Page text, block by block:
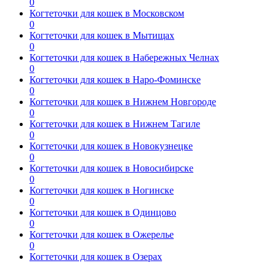
0
Когтеточки для кошек в Московском
0
Когтеточки для кошек в Мытищах
0
Когтеточки для кошек в Набережных Челнах
0
Когтеточки для кошек в Наро-Фоминске
0
Когтеточки для кошек в Нижнем Новгороде
0
Когтеточки для кошек в Нижнем Тагиле
0
Когтеточки для кошек в Новокузнецке
0
Когтеточки для кошек в Новосибирске
0
Когтеточки для кошек в Ногинске
0
Когтеточки для кошек в Одинцово
0
Когтеточки для кошек в Ожерелье
0
Когтеточки для кошек в Озерах